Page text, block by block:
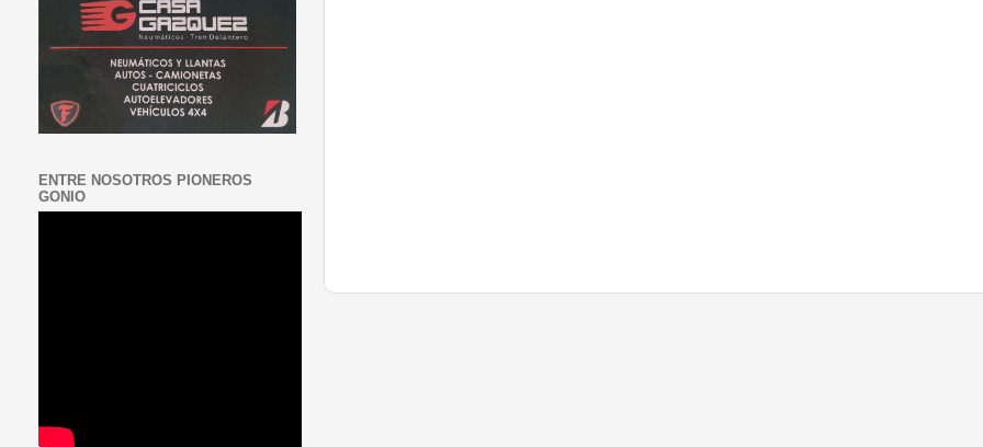
ENTRE NOSOTROS PIONEROS
GONIO